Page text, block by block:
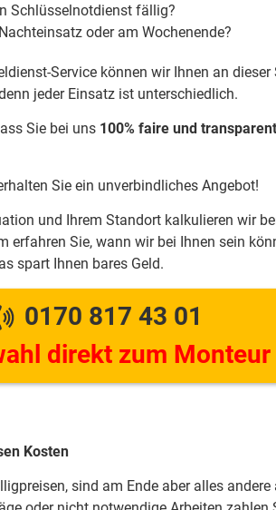
Schlüsselnotdienst fällig?
oder am Wochenende?
Service können wir Ihnen an dieser
jeder Einsatz ist unterschiedlich.
Sie bei uns 100% faire und
Sie ein unverbindliches Angebot!
und Ihrem Standort kalkulieren wir
erfahren Sie, wann wir bei Ihnen sein
spart Ihnen bares Geld.
0170 817 43 01
direkt zum Monteur
Kosten
sind am Ende aber alles andere